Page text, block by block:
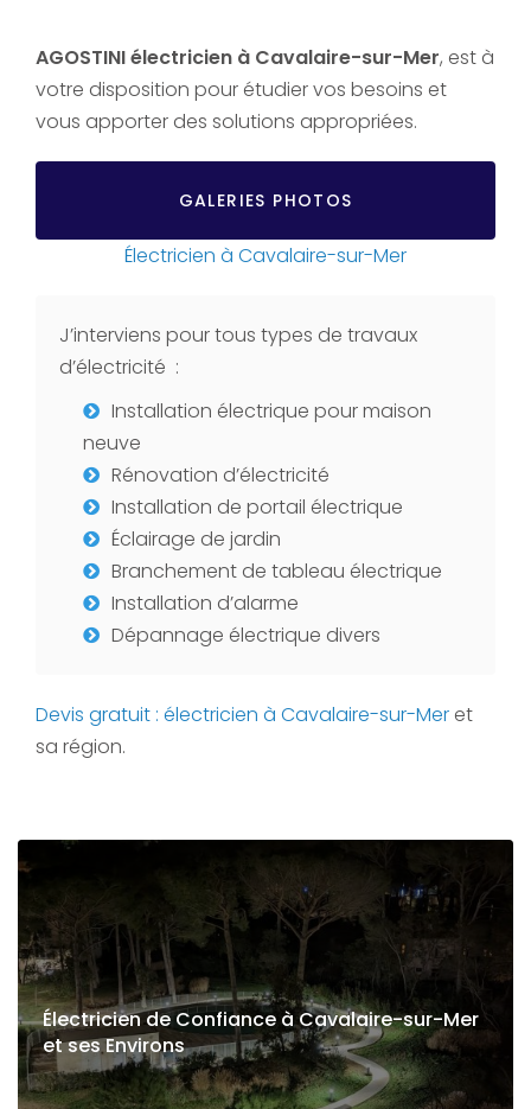
AGOSTINI électricien à Cavalaire-sur-Mer, est à
votre disposition pour étudier vos besoins et
vous apporter des solutions appropriées.
GALERIES PHOTOS
Électricien à Cavalaire-sur-Mer
J’interviens pour tous types de travaux
d’électricité :
Installation électrique pour maison
neuve
Rénovation d’électricité
Installation de portail électrique
Éclairage de jardin
Branchement de tableau électrique
Installation d’alarme
Dépannage électrique divers
Devis gratuit : électricien à Cavalaire-sur-Mer et
sa région.
Électricien de Confiance à Cavalaire-sur-Mer
et ses Environs